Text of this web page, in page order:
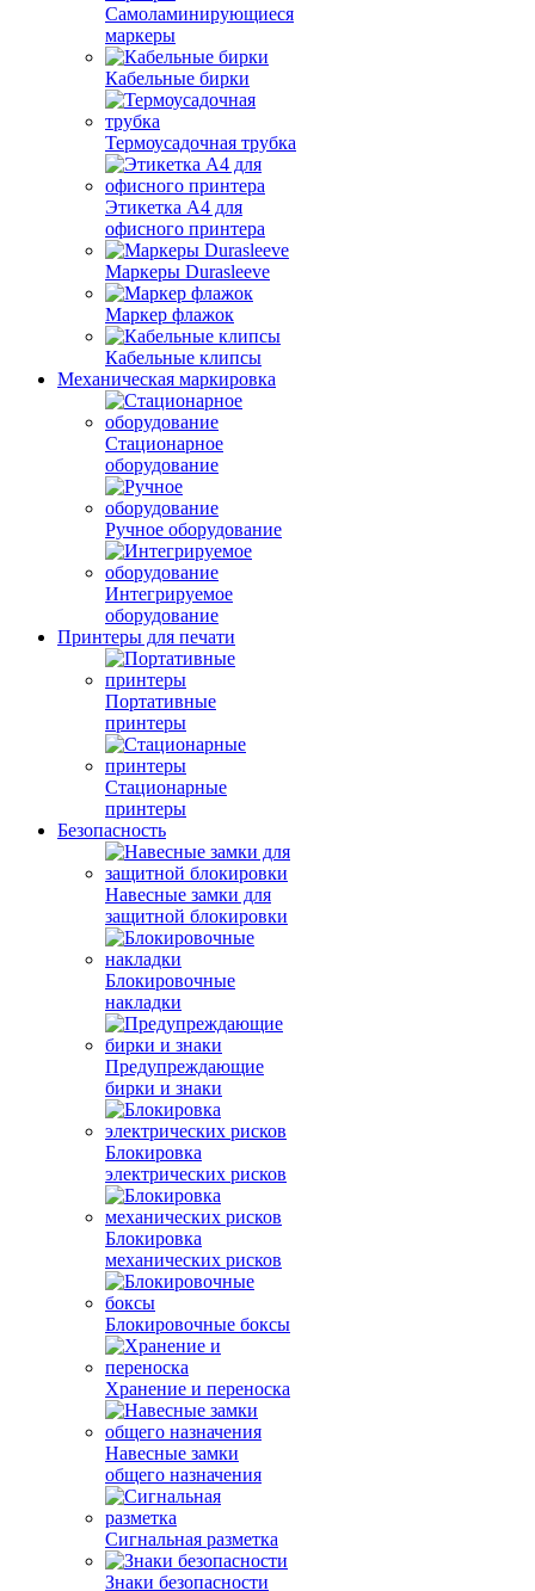
Самоламинирующиеся
маркеры
Кабельные бирки
Термоусадочная трубка
Этикетка А4 для
офисного принтера
Маркеры Durasleeve
Маркер флажок
Кабельные клипсы
Механическая маркировка
Стационарное
оборудование
Ручное оборудование
Интегрируемое
оборудование
Принтеры для печати
Портативные
принтеры
Стационарные
принтеры
Безопасность
Навесные замки для
защитной блокировки
Блокировочные
накладки
Предупреждающие
бирки и знаки
Блокировка
электрических рисков
Блокировка
механических рисков
Блокировочные боксы
Хранение и переноска
Навесные замки
общего назначения
Сигнальная разметка
Знаки безопасности